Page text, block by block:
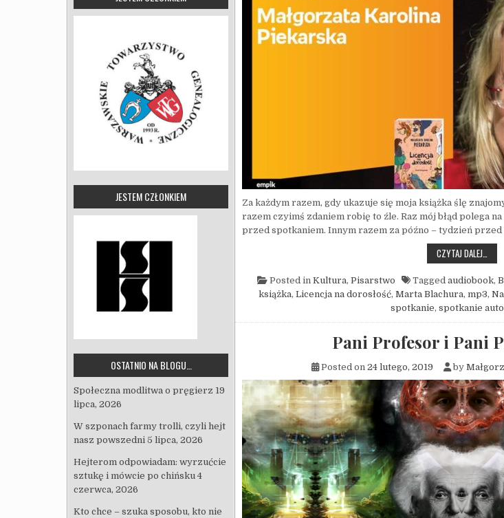
Za każdym razem, gdy ukazuje się moja książka ślę
razem czyimś zdaniem robię to źle. Raz mój błąd polega
przed spotkaniem. Innym razem za późno – tydzień
CZYTAJ DALEJ…
Posted in Kultura, Pisarstwo Tagged audiobook,
książka, Licencja na dorosłość, Marta Blachura, mp3,
spotkanie, spotkanie
Pani Profesor i Pani
Posted on 24 lutego, 2019 by
JESTEM CZŁONKIEM
OSTATNIO NA BLOGU…
Społeczna modlitwa o pręgierz 19
lipca, 2026
W szponach farmy trolli, czyli hejt
nasz powszedni 5 lipca, 2026
Hejterom odpowiadam: wyrzućcie
sztukę i mówcie po chińsku 4
czerwca, 2026
Kto chce – szuka sposobu, kto nie